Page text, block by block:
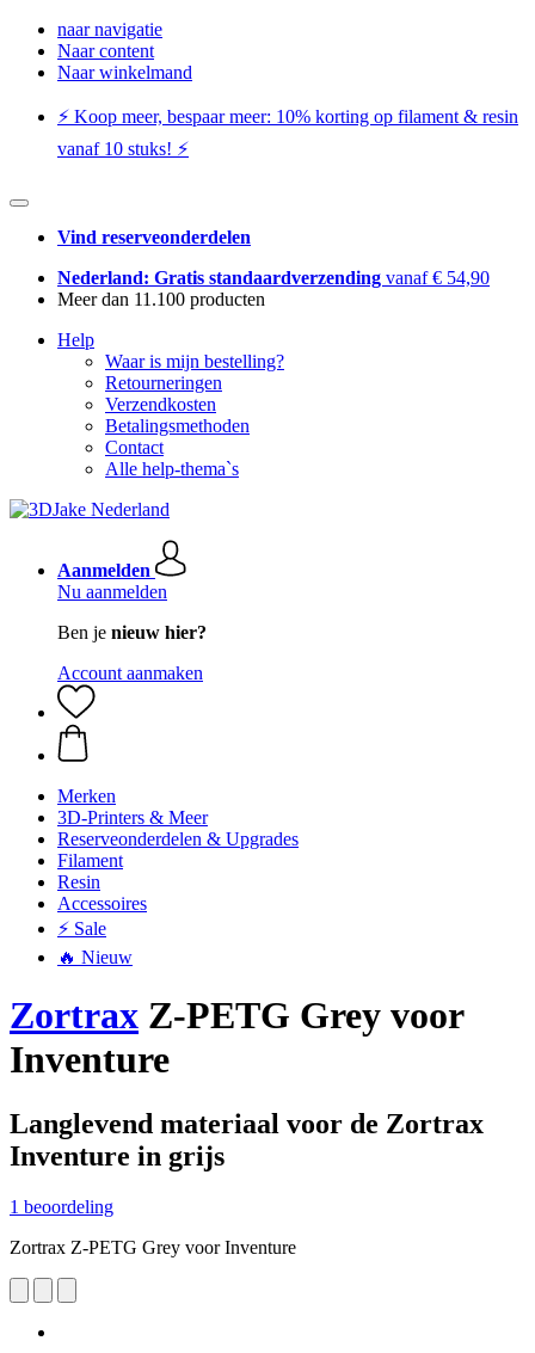
naar navigatie
Naar content
Naar winkelmand
⚡️ Koop meer, bespaar meer: ​​10% korting op filament & resin
vanaf 10 stuks! ⚡️
Vind reserveonderdelen
Nederland: Gratis standaardverzending vanaf € 54,90
Meer dan 11.100 producten
Help
Waar is mijn bestelling?
Retourneringen
Verzendkosten
Betalingsmethoden
Contact
Alle help-thema`s
Aanmelden
Nu aanmelden
Ben je nieuw hier?
Account aanmaken
Merken
3D-Printers & Meer
Reserveonderdelen & Upgrades
Filament
Resin
Accessoires
⚡ Sale
🔥 Nieuw
Zortrax Z-PETG Grey voor
Inventure
Langlevend materiaal voor de Zortrax
Inventure in grijs
1 beoordeling
Zortrax Z-PETG Grey voor Inventure